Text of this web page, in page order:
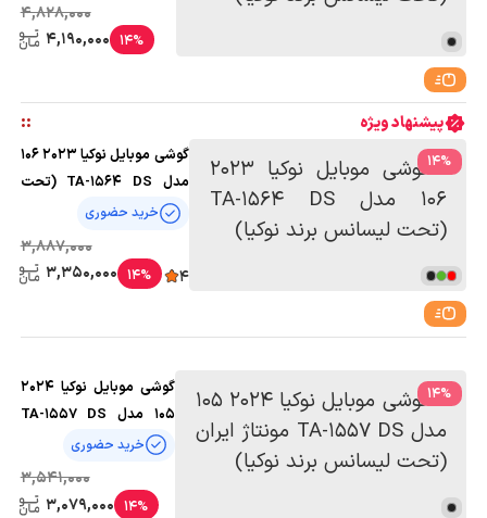
4,828,000
14%
4,190,000
پیشنهاد ویژه ::
%
14
گوشی موبایل نوکیا 2023 106
مدل TA-1564 DS (تحت
لیسانس برند نوکیا)
خرید حضوری
4
3,887,000
14%
3,350,000
%
14
گوشی موبایل نوکیا 2024
105 مدل TA-1557 DS
مونتاژ ایران (تحت
خرید حضوری
3,541,000
14%
3,079,000